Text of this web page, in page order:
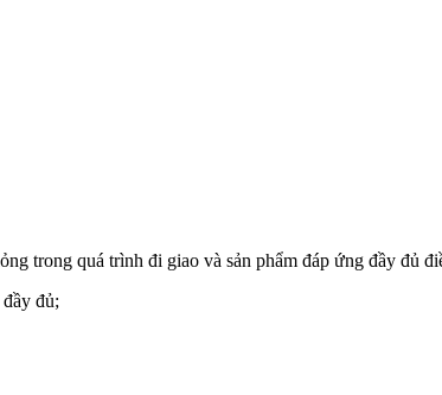
trong quá trình đi giao và sản phẩm đáp ứng đầy đủ
đủ;